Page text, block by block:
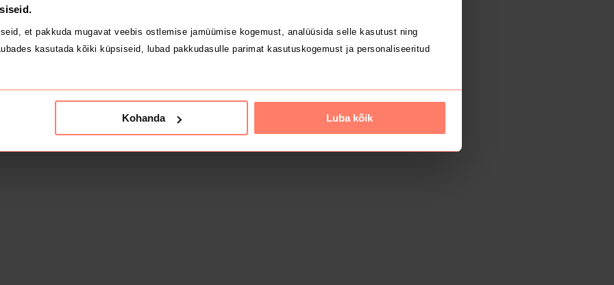
et pakkuda mugavat veebis ostlemise jamüümise kogemust, analüüsida selle kasutust ning
kasutada kõiki küpsiseid, lubad pakkudasulle parimat kasutuskogemust ja personaliseeritud
Kohanda Luba kõik